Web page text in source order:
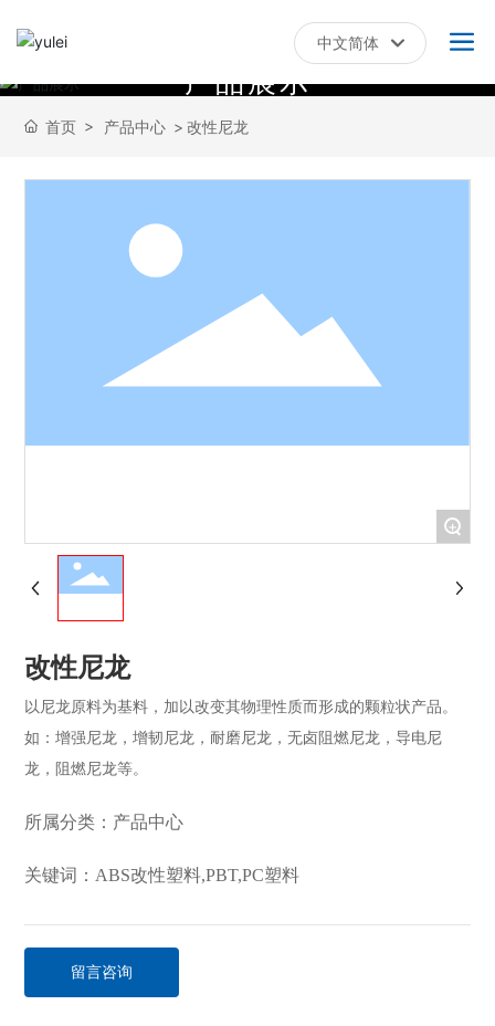
中文简体
العربية 产品展示
首页 产品中心 改性尼龙
+
改性尼龙
以尼龙原料为基料，加以改变其物理性质而形成的颗粒状产品。
如：增强尼龙，增韧尼龙，耐磨尼龙，无卤阻燃尼龙，导电尼
龙，阻燃尼龙等。
所属分类： 产品中心
关键词：ABS改性塑料,PBT,PC塑料
留言咨询